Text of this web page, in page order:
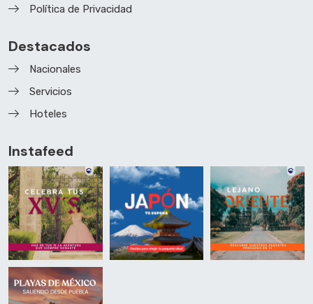
Política de Privacidad
Destacados
Nacionales
Servicios
Hoteles
Instafeed